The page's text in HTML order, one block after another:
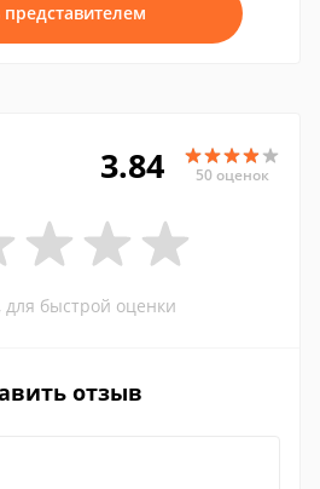
представителем
3.84 50 оценок
быстрой оценки
отзыв